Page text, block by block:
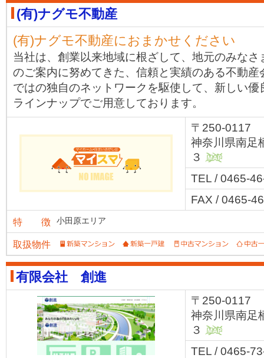
(有)ナグモ不動産
(有)ナグモ不動産におまかせください
当社は、創業以来地域に根ざして、地元のみなさ
のご案内に努めてきた、信頼と実績のある不動産
ではの独自のネットワークを駆使して、新しい優
ラインナップでご用意しております。
〒250-0117
神奈川県南足
３
MAP
TEL / 0465-
FAX / 0465-
特 徴 小田原エリア
取扱物件
有限会社 創進
〒250-0117
神奈川県南足
３
MAP
TEL / 0465-